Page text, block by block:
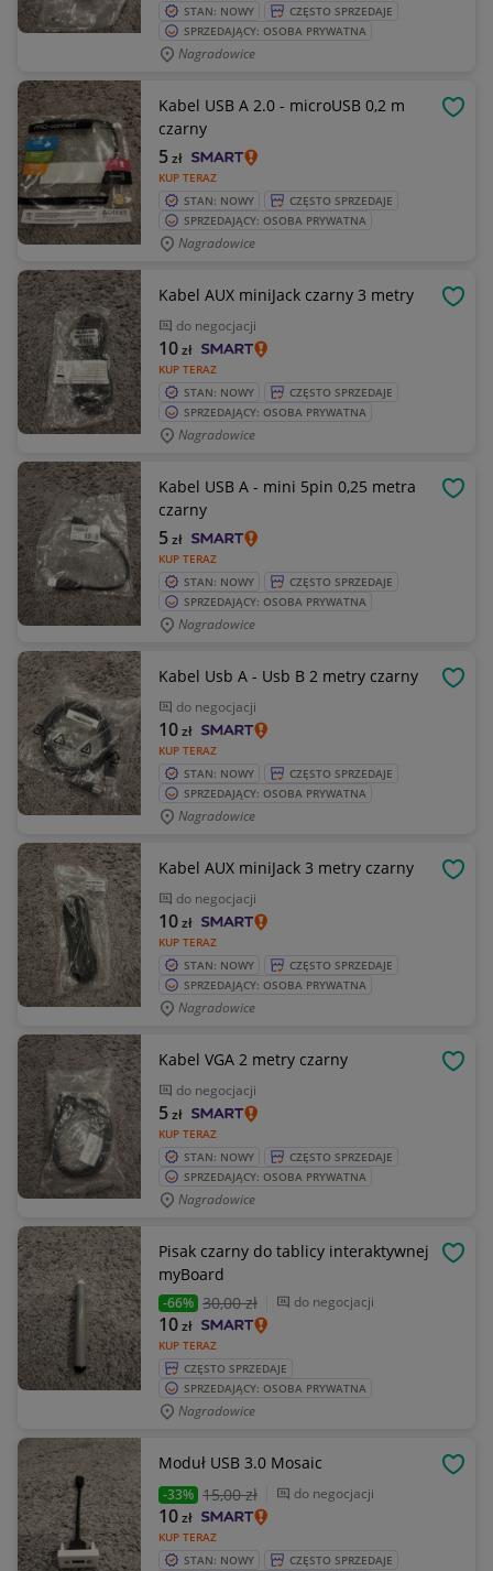
STAN: NOWY
CZĘSTO SPRZEDAJE
SPRZEDAJĄCY: OSOBA PRYWATNA
Nagradowice
Kabel USB A 2.0 - microUSB 0,2 m
czarny
KUP TERAZ
5zł
STAN: NOWY
CZĘSTO SPRZEDAJE
SPRZEDAJĄCY: OSOBA PRYWATNA
Nagradowice
Kabel AUX miniJack czarny 3 metry
do negocjacji
KUP TERAZ
10zł
STAN: NOWY
CZĘSTO SPRZEDAJE
SPRZEDAJĄCY: OSOBA PRYWATNA
Nagradowice
Kabel USB A - mini 5pin 0,25 metra
czarny
KUP TERAZ
5zł
STAN: NOWY
CZĘSTO SPRZEDAJE
SPRZEDAJĄCY: OSOBA PRYWATNA
Nagradowice
Kabel Usb A - Usb B 2 metry czarny
do negocjacji
KUP TERAZ
10zł
STAN: NOWY
CZĘSTO SPRZEDAJE
SPRZEDAJĄCY: OSOBA PRYWATNA
Nagradowice
Kabel AUX miniJack 3 metry czarny
do negocjacji
KUP TERAZ
10zł
STAN: NOWY
CZĘSTO SPRZEDAJE
SPRZEDAJĄCY: OSOBA PRYWATNA
Nagradowice
Kabel VGA 2 metry czarny
do negocjacji
KUP TERAZ
5zł
STAN: NOWY
CZĘSTO SPRZEDAJE
SPRZEDAJĄCY: OSOBA PRYWATNA
Nagradowice
Pisak czarny do tablicy interaktywnej
myBoard
-66% 30,00 zł do negocjacji
KUP TERAZ
10zł
CZĘSTO SPRZEDAJE
SPRZEDAJĄCY: OSOBA PRYWATNA
Nagradowice
Moduł USB 3.0 Mosaic
-33% 15,00 zł do negocjacji
KUP TERAZ
10zł
STAN: NOWY
CZĘSTO SPRZEDAJE